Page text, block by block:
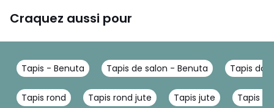
Craquez aussi pour
Tapis - Benuta Tapis de salon - Benuta Tapis
Tapis rond Tapis rond jute Tapis jute Tapis